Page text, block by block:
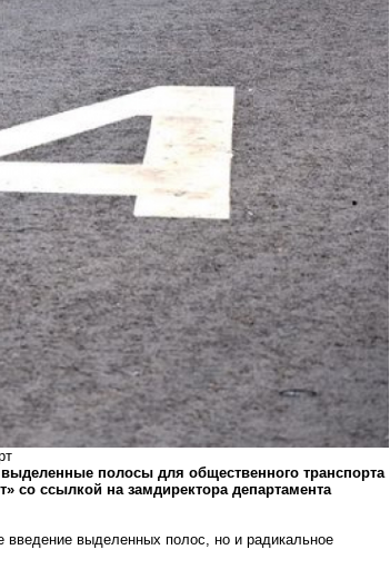
полосы для общественного транспорта
со ссылкой на замдиректора департамента
введение выделенных полос, но и радикальное